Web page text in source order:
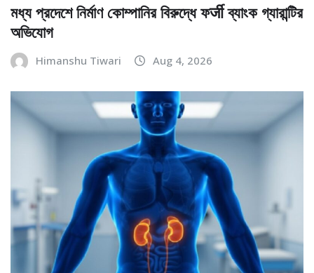
মধ্য প্রদেশে নির্মাণ কোম্পানির বিরুদ্ধে ফर्जी ব্যাংক গ্যারান্টির
অভিযোগ
Himanshu Tiwari Aug 4, 2026